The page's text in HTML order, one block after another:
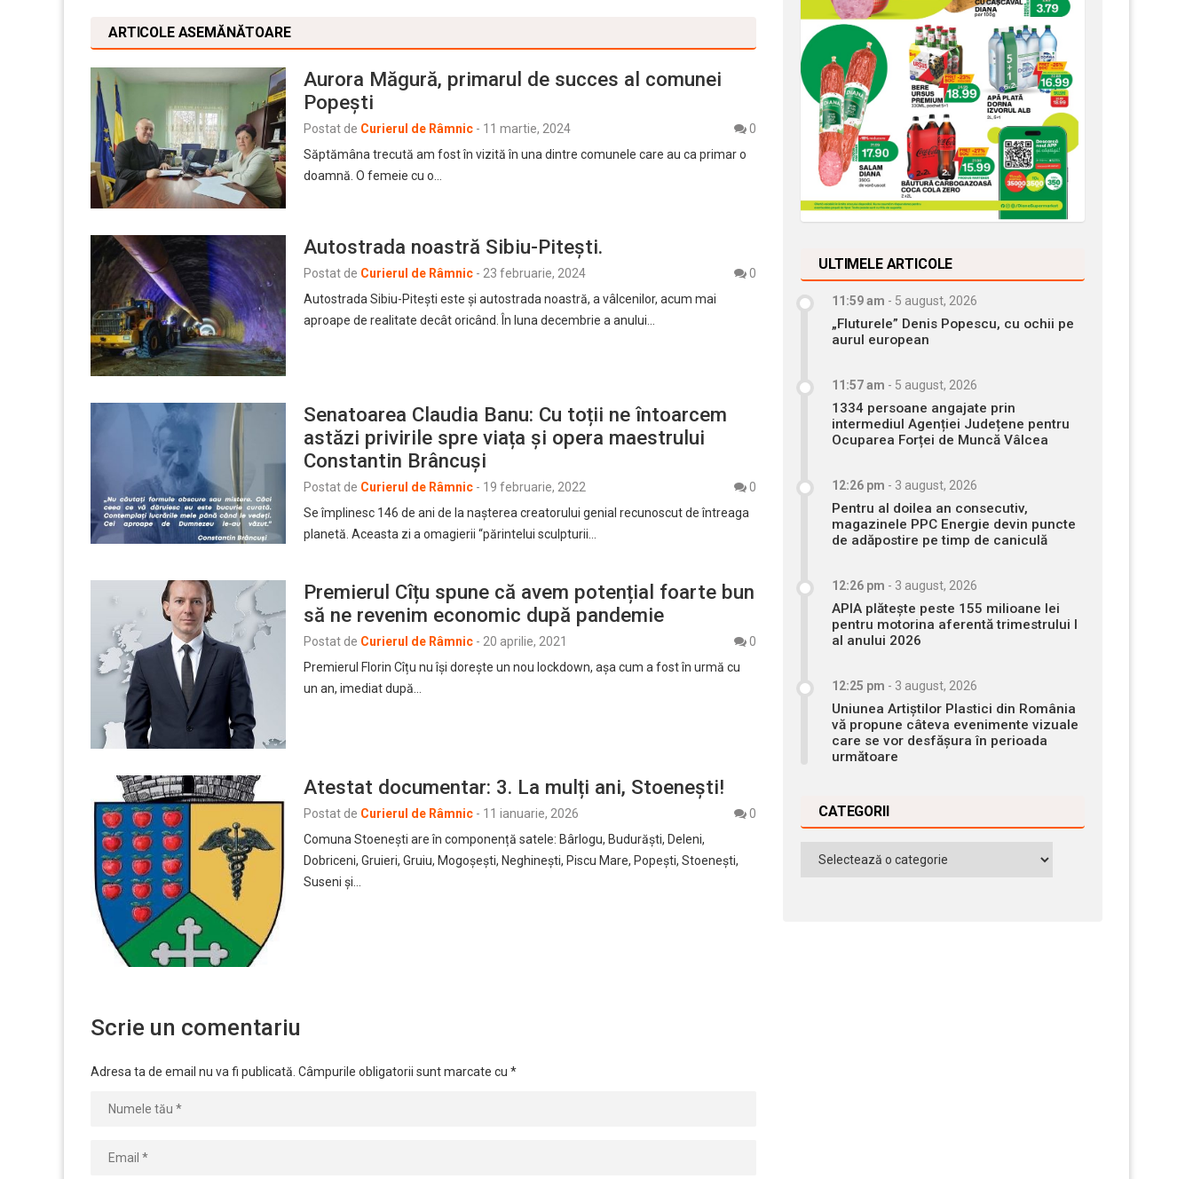
ARTICOLE ASEMĂNĂTOARE
Aurora Măgură, primarul de succes al comunei
Popești
Postat de Curierul de Râmnic - 11 martie, 2024
0
Săptămâna trecută am fost în vizită în una dintre comunele care au ca primar o
doamnă. O femeie cu o…
Autostrada noastră Sibiu-Pitești.
Postat de Curierul de Râmnic - 23 februarie, 2024
0
Autostrada Sibiu-Pitești este și autostrada noastră, a vâlcenilor, acum mai
aproape de realitate decât oricând. În luna decembrie a anului…
Senatoarea Claudia Banu: Cu toții ne întoarcem
astăzi privirile spre viața și opera maestrului
Constantin Brâncuși
Postat de Curierul de Râmnic - 19 februarie, 2022
0
Se împlinesc 146 de ani de la nașterea creatorului genial recunoscut de întreaga
planetă. Aceasta zi a omagierii “părintelui sculpturii…
Premierul Cîțu spune că avem potențial foarte bun
să ne revenim economic după pandemie
Postat de Curierul de Râmnic - 20 aprilie, 2021
0
Premierul Florin Cîțu nu își dorește un nou lockdown, așa cum a fost în urmă cu
un an, imediat după…
Atestat documentar: 3. La mulți ani, Stoenești!
Postat de Curierul de Râmnic - 11 ianuarie, 2026
0
Comuna Stoenești are în componență satele: Bârlogu, Budurăști, Deleni,
Dobriceni, Gruieri, Gruiu, Mogoșești, Neghinești, Piscu Mare, Popești, Stoenești,
Suseni și…
Scrie un comentariu
Adresa ta de email nu va fi publicată. Câmpurile obligatorii sunt marcate cu *
ULTIMELE ARTICOLE
11:59 am - 5 august, 2026
„Fluturele” Denis Popescu, cu ochii pe
aurul european
11:57 am - 5 august, 2026
1334 persoane angajate prin
intermediul Agenției Județene pentru
Ocuparea Forței de Muncă Vâlcea
12:26 pm - 3 august, 2026
Pentru al doilea an consecutiv,
magazinele PPC Energie devin puncte
de adăpostire pe timp de caniculă
12:26 pm - 3 august, 2026
APIA plătește peste 155 milioane lei
pentru motorina aferentă trimestrului I
al anului 2026
12:25 pm - 3 august, 2026
Uniunea Artiștilor Plastici din România
vă propune câteva evenimente vizuale
care se vor desfășura în perioada
următoare
CATEGORII
Categorii